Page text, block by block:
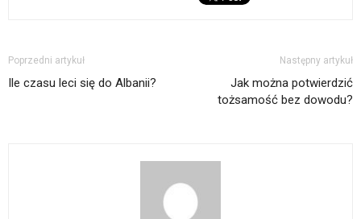
Poprzedni artykuł
Ile czasu leci się do Albanii?
Następny artykuł
Jak można potwierdzić
tożsamość bez dowodu?